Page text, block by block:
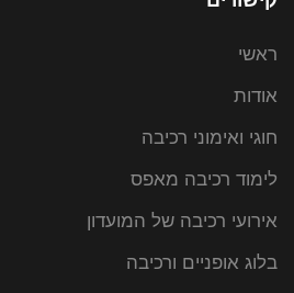
ראשי
אודות
חוגי ואימוני רכיבה
לימוד רכיבה מאפס
אירועי רכיבה של המועדון
בלוג אופניים ורכיבה